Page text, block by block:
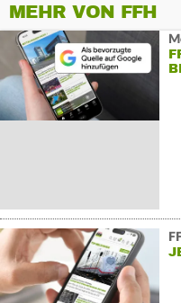
MEHR VON FFH